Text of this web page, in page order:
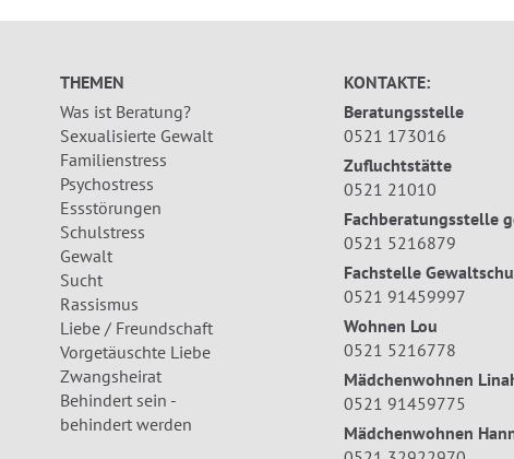
THEMEN
Was ist Beratung?
Sexualisierte Gewalt
Familienstress
Psychostress
Essstörungen
Schulstress
Gewalt
Sucht
Rassismus
Liebe / Freundschaft
Vorgetäuschte Liebe
Zwangsheirat
Behindert sein -
behindert werden
KONTAKTE:
Beratungsstelle
0521 173016
Zufluchtstätte
0521 21010
Fachberatungsstelle
0521 5216879
Fachstelle
0521 91459997
Wohnen Lou
0521 5216778
Mädchenwohnen
0521 91459775
Mädchenwohnen